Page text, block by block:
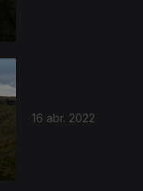
16 abr. 2022